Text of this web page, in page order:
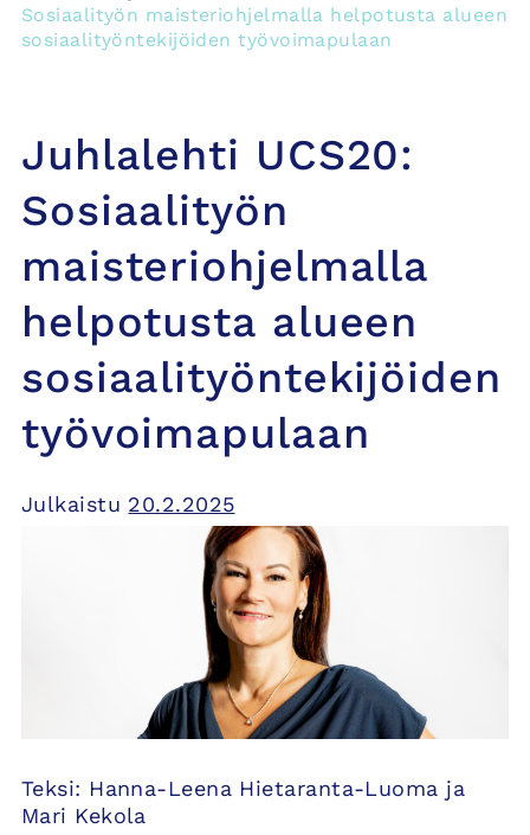
Sosiaalityön maisteriohjelmalla helpotusta alueen
sosiaalityöntekijöiden työvoimapulaan
Juhlalehti UCS20:
Sosiaalityön
maisteriohjelmalla
helpotusta alueen
sosiaalityöntekijöiden
työvoimapulaan
Julkaistu 20.2.2025
Teksi: Hanna-Leena Hietaranta-Luoma ja
Mari Kekola